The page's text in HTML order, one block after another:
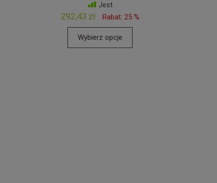
Jest
292,43 zł Rabat: 25 %
Wybierz opcje